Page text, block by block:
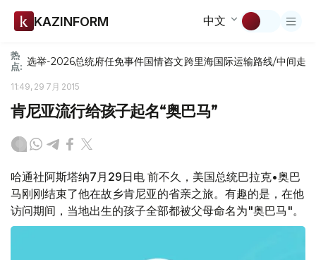
KAZINFORM 中文
热
点: 选举-2026总统府任免事件国情咨文跨里海国际运输路线/中间走廊
11:49, 29 7月 2015
肯尼亚流行给孩子起名“奥巴马”
哈通社阿斯塔纳7月29日电 前不久，美国总统巴拉克•奥巴
马刚刚结束了他在故乡肯尼亚的省亲之旅。有趣的是，在他
访问期间，当地出生的孩子全部都被父母命名为"奥巴马"。